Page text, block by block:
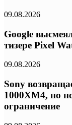
09.08.2026
Google
тизере Pixel
09.08.2026
Sony
1000XM4, но
ограничение